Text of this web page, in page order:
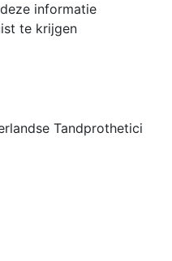
informatie
te krijgen
Tandprothetici